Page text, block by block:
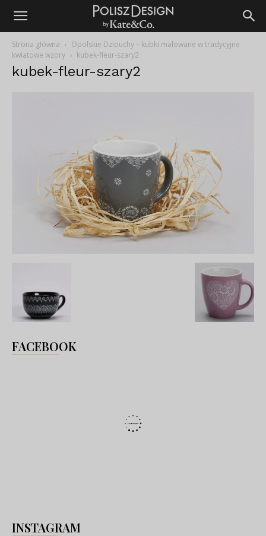
Strona główna
Opolskie Dziouchy – kubki malowane w tradycyjne
kwiatowe wzory
kubek-fleur-szary2
kubek-fleur-szary2
FACEBOOK
INSTAGRAM